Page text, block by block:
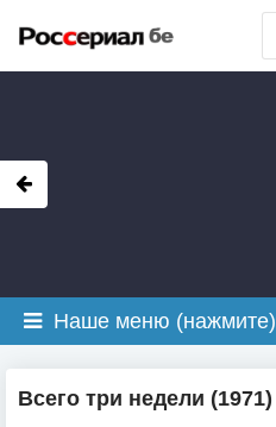
Наше меню (нажмите)
Всего три недели (1971)